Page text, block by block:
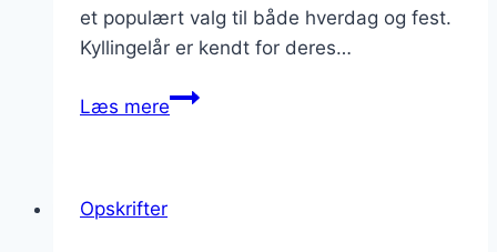
et populært valg til både hverdag og fest.
Kyllingelår er kendt for deres…
Læs mereKyllingelår
Opskrifter